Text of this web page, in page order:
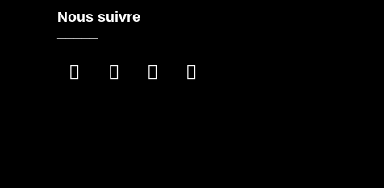
Nous suivre